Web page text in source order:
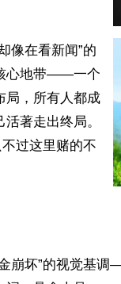
像在看新闻”的
心地带——一个
局，所有人都成
著走出终局。
过这里赌的不
崩坏”的视觉基